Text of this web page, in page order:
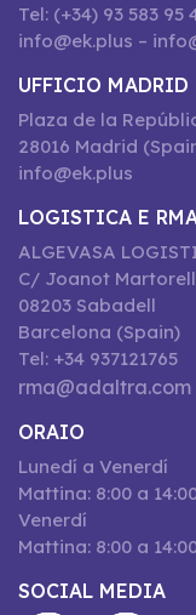
Tel: (+34) 93 583 95
info@ek.plus –
UFFICIO MADRID
Plaza de la
28016 Madrid
info@ek.plus
LOGISTICA E
ALGEVASA
C/ Joanot Martorell
08203 Sabadell
Barcelona (Spain)
Tel: +34 937121765
rma@adaltra.com
ORAIO
Lunedí a Venerdí
Mattina: 8:00 a
Venerdí
Mattina: 8:00 a
SOCIAL MEDIA